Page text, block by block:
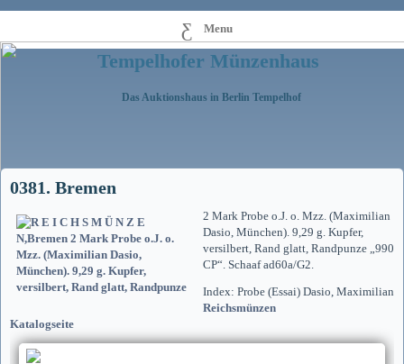
Menu
Tempelhofer Münzenhaus
Das Auktionshaus in Berlin Tempelhof
0381. Bremen
2 Mark Probe o.J. o. Mzz. (Maximilian
Dasio, München). 9,29 g. Kupfer,
versilbert, Rand glatt, Randpunze „990
CP“. Schaaf ad60a/G2.
Index: Probe (Essai) Dasio, Maximilian
Reichsmünzen
Katalogseite